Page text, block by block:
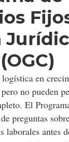
en
no pueden
El
preguntas
laborales antes